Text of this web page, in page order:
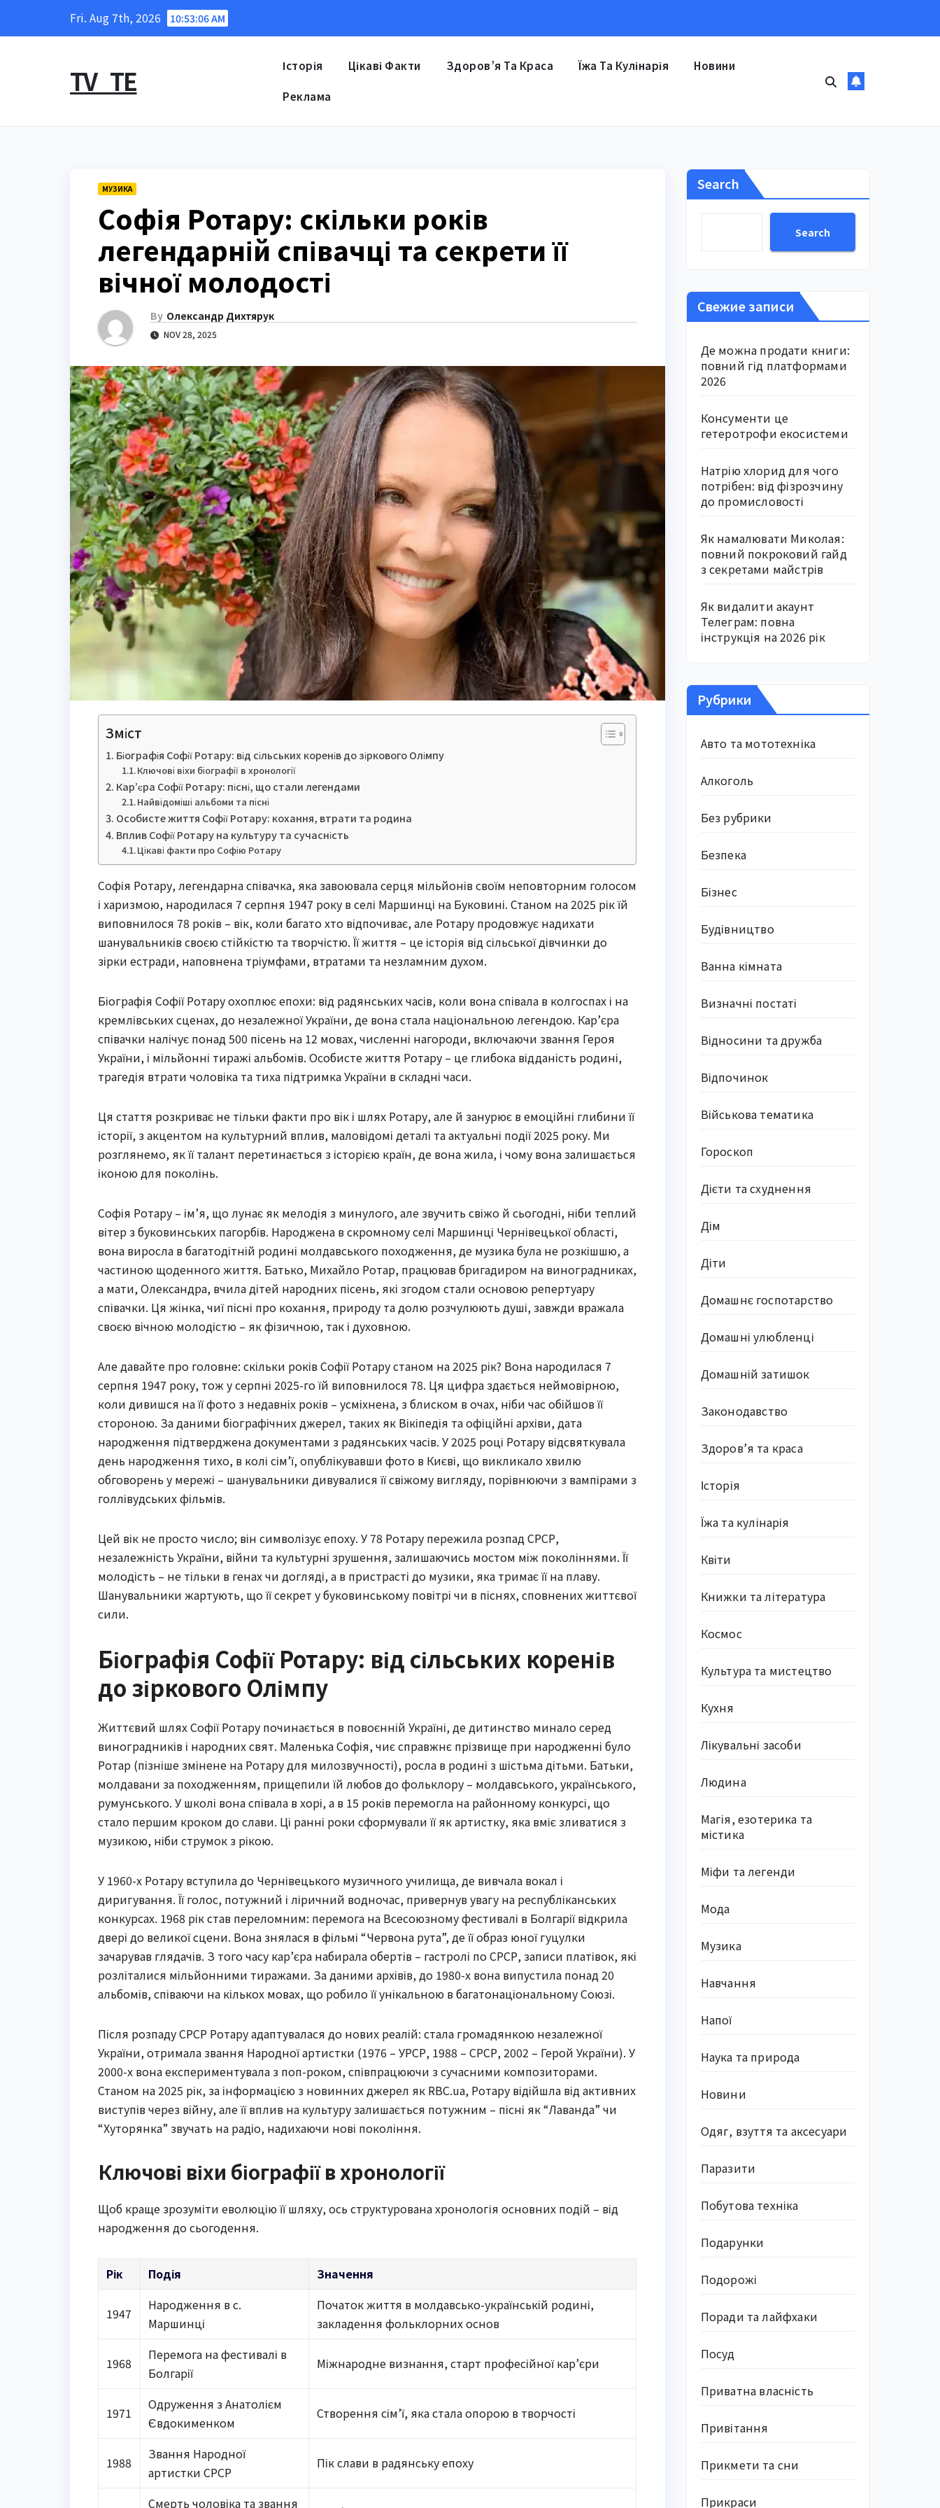
Fri. Aug 7th, 2026 10:53:07 AM
TV_TE Історія Цікаві Факти Здоров’я Та Краса Їжа Та Кулінарія Новини
Реклама
МУЗИКА
Софія Ротару: скільки років
легендарній співачці та секрети її
вічної молодості
By Олександр Дихтярук
NOV 28, 2025
Зміст
Біографія Софії Ротару: від сільських коренів до зіркового Олімпу
Ключові віхи біографії в хронології
Кар’єра Софії Ротару: пісні, що стали легендами
Найвідоміші альбоми та пісні
Особисте життя Софії Ротару: кохання, втрати та родина
Вплив Софії Ротару на культуру та сучасність
Цікаві факти про Софію Ротару
Софія Ротару, легендарна співачка, яка завоювала серця мільйонів своїм неповторним голосом
і харизмою, народилася 7 серпня 1947 року в селі Маршинці на Буковині. Станом на 2025 рік їй
виповнилося 78 років – вік, коли багато хто відпочиває, але Ротару продовжує надихати
шанувальників своєю стійкістю та творчістю. Її життя – це історія від сільської дівчинки до
зірки естради, наповнена тріумфами, втратами та незламним духом.
Біографія Софії Ротару охоплює епохи: від радянських часів, коли вона співала в колгоспах і на
кремлівських сценах, до незалежної України, де вона стала національною легендою. Кар’єра
співачки налічує понад 500 пісень на 12 мовах, численні нагороди, включаючи звання Героя
України, і мільйонні тиражі альбомів. Особисте життя Ротару – це глибока відданість родині,
трагедія втрати чоловіка та тиха підтримка України в складні часи.
Ця стаття розкриває не тільки факти про вік і шлях Ротару, але й занурює в емоційні глибини її
історії, з акцентом на культурний вплив, маловідомі деталі та актуальні події 2025 року. Ми
розглянемо, як її талант перетинається з історією країн, де вона жила, і чому вона залишається
іконою для поколінь.
Софія Ротару – ім’я, що лунає як мелодія з минулого, але звучить свіжо й сьогодні, ніби теплий
вітер з буковинських пагорбів. Народжена в скромному селі Маршинці Чернівецької області,
вона виросла в багатодітній родині молдавського походження, де музика була не розкішшю, а
частиною щоденного життя. Батько, Михайло Ротар, працював бригадиром на виноградниках,
а мати, Олександра, вчила дітей народних пісень, які згодом стали основою репертуару
співачки. Ця жінка, чиї пісні про кохання, природу та долю розчулюють душі, завжди вражала
своєю вічною молодістю – як фізичною, так і духовною.
Але давайте про головне: скільки років Софії Ротару станом на 2025 рік? Вона народилася 7
серпня 1947 року, тож у серпні 2025-го їй виповнилося 78. Ця цифра здається неймовірною,
коли дивишся на її фото з недавніх років – усміхнена, з блиском в очах, ніби час обійшов її
стороною. За даними біографічних джерел, таких як Вікіпедія та офіційні архіви, дата
народження підтверджена документами з радянських часів. У 2025 році Ротару відсвяткувала
день народження тихо, в колі сім’ї, опублікувавши фото в Києві, що викликало хвилю
обговорень у мережі – шанувальники дивувалися її свіжому вигляду, порівнюючи з вампірами з
голлівудських фільмів.
Цей вік не просто число; він символізує епоху. У 78 Ротару пережила розпад СРСР,
незалежність України, війни та культурні зрушення, залишаючись мостом між поколіннями. Її
молодість – не тільки в генах чи догляді, а в пристрасті до музики, яка тримає її на плаву.
Шанувальники жартують, що її секрет у буковинському повітрі чи в піснях, сповнених життєвої
сили.
Біографія Софії Ротару: від сільських коренів
до зіркового Олімпу
Життєвий шлях Софії Ротару починається в повоєнній Україні, де дитинство минало серед
виноградників і народних свят. Маленька Софія, чиє справжнє прізвище при народженні було
Ротар (пізніше змінене на Ротару для милозвучності), росла в родині з шістьма дітьми. Батьки,
молдавани за походженням, прищепили їй любов до фольклору – молдавського, українського,
румунського. У школі вона співала в хорі, а в 15 років перемогла на районному конкурсі, що
стало першим кроком до слави. Ці ранні роки сформували її як артистку, яка вміє зливатися з
музикою, ніби струмок з рікою.
У 1960-х Ротару вступила до Чернівецького музичного училища, де вивчала вокал і
диригування. Її голос, потужний і ліричний водночас, привернув увагу на республіканських
конкурсах. 1968 рік став переломним: перемога на Всесоюзному фестивалі в Болгарії відкрила
двері до великої сцени. Вона знялася в фільмі “Червона рута”, де її образ юної гуцулки
зачарував глядачів. З того часу кар’єра набирала обертів – гастролі по СРСР, записи платівок, які
розліталися мільйонними тиражами. За даними архівів, до 1980-х вона випустила понад 20
альбомів, співаючи на кількох мовах, що робило її унікальною в багатонаціональному Союзі.
Після розпаду СРСР Ротару адаптувалася до нових реалій: стала громадянкою незалежної
України, отримала звання Народної артистки (1976 – УРСР, 1988 – СРСР, 2002 – Герой України). У
2000-х вона експериментувала з поп-роком, співпрацюючи з сучасними композиторами.
Станом на 2025 рік, за інформацією з новинних джерел як RBC.ua, Ротару відійшла від активних
виступів через війну, але її вплив на культуру залишається потужним – пісні як “Лаванда” чи
“Хуторянка” звучать на радіо, надихаючи нові покоління.
Ключові віхи біографії в хронології
Щоб краще зрозуміти еволюцію її шляху, ось структурована хронологія основних подій – від
народження до сьогодення.
Рік Подія Значення
1947
Народження в с.
Маршинці
Початок життя в молдавсько-українській родині,
закладення фольклорних основ
1968
Перемога на фестивалі в
Болгарії
Міжнародне визнання, старт професійної кар’єри
1971
Одруження з Анатолієм
Євдокименком
Створення сім’ї, яка стала опорою в творчості
1988
Звання Народної
артистки СРСР
Пік слави в радянську епоху
Смерть чоловіка та звання
Search
Search
Свежие записи
Де можна продати книги:
повний гід платформами
2026
Консументи це
гетеротрофи екосистеми
Натрію хлорид для чого
потрібен: від фізрозчину
до промисловості
Як намалювати Миколая:
повний покроковий гайд
з секретами майстрів
Як видалити акаунт
Телеграм: повна
інструкція на 2026 рік
Рубрики
Авто та мототехніка
Алкоголь
Без рубрики
Безпека
Бізнес
Будівництво
Ванна кімната
Визначні постаті
Відносини та дружба
Відпочинок
Військова тематика
Гороскоп
Дієти та схуднення
Дім
Діти
Домашнє госпотарство
Домашні улюбленці
Домашній затишок
Законодавство
Здоров’я та краса
Історія
Їжа та кулінарія
Квіти
Книжки та література
Космос
Культура та мистецтво
Кухня
Лікувальні засоби
Людина
Магія, езотерика та
містика
Міфи та легенди
Мода
Музика
Навчання
Напої
Наука та природа
Новини
Одяг, взуття та аксесуари
Паразити
Побутова техніка
Подарунки
Подорожі
Поради та лайфхаки
Посуд
Приватна власність
Привітання
Прикмети та сни
Прикраси